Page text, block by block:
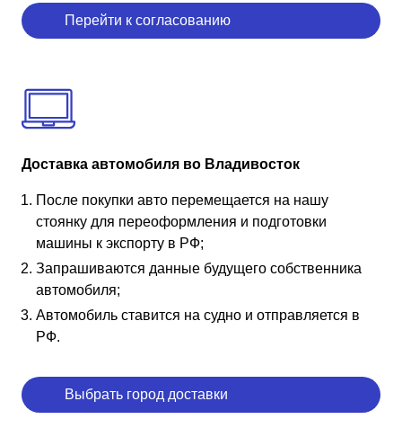
Перейти к согласованию
Доставка автомобиля во Владивосток
После покупки авто перемещается на нашу
стоянку для переоформления и подготовки
машины к экспорту в РФ;
Запрашиваются данные будущего собственника
автомобиля;
Автомобиль ставится на судно и отправляется в
РФ.
Выбрать город доставки